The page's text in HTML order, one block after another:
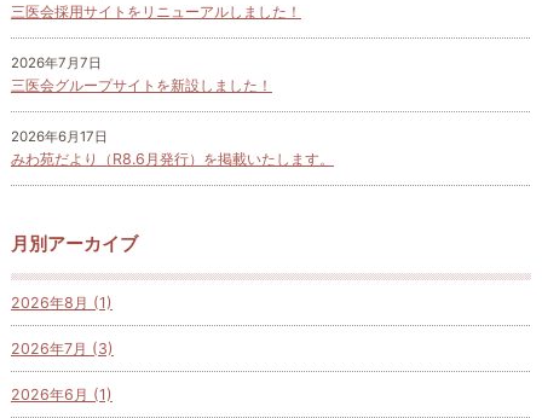
三医会採用サイトをリニューアルしました！
2026年7月7日
三医会グループサイトを新設しました！
2026年6月17日
みわ苑だより（R8.6月発行）を掲載いたします。
月別アーカイブ
2026年8月 (1)
2026年7月 (3)
2026年6月 (1)